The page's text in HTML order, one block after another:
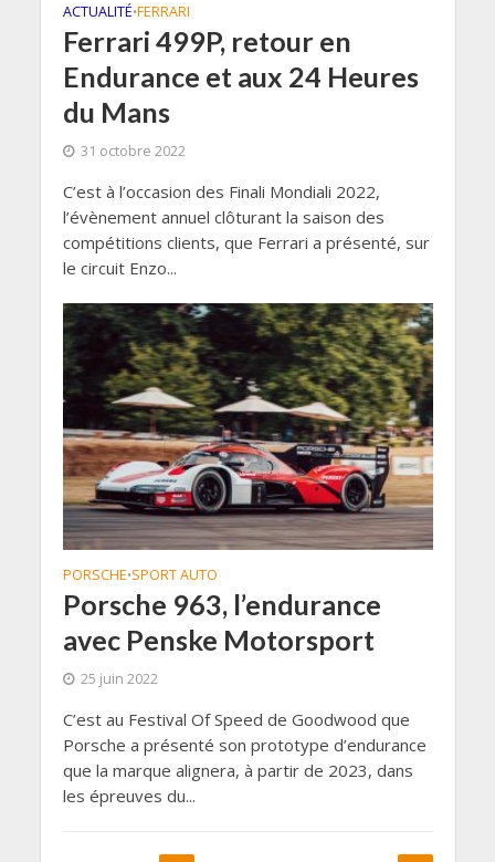
ACTUALITÉ•FERRARI
Ferrari 499P, retour en
Endurance et aux 24 Heures
du Mans
31 octobre 2022
C’est à l’occasion des Finali Mondiali 2022,
l’évènement annuel clôturant la saison des
compétitions clients, que Ferrari a présenté, sur
le circuit Enzo...
PORSCHE•SPORT AUTO
Porsche 963, l’endurance
avec Penske Motorsport
25 juin 2022
C’est au Festival Of Speed de Goodwood que
Porsche a présenté son prototype d’endurance
que la marque alignera, à partir de 2023, dans
les épreuves du...